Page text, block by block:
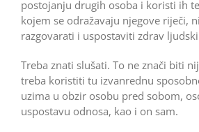
postojanju drugih osoba i koristi ih
kojem se odražavaju njegove riječi,
razgovarati i uspostaviti zdrav
Treba znati slušati. To ne znači biti
treba koristiti tu izvanrednu
uzima u obzir osobu pred sobom,
uspostavu odnosa, kao i on sam.